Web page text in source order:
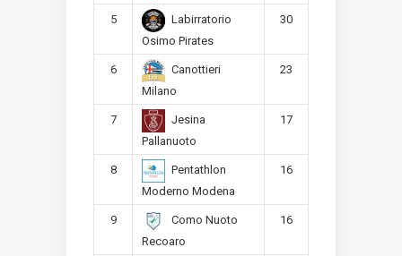
5
Labirratorio
Osimo Pirates
30
6
Canottieri
Milano
23
7
Jesina
Pallanuoto
17
8
Pentathlon
Moderno Modena
16
9
Como Nuoto
Recoaro
16